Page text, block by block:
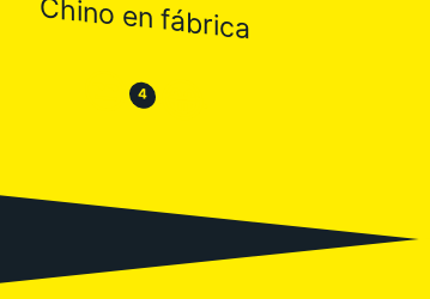
Chino en fábrica
😒 4 😂